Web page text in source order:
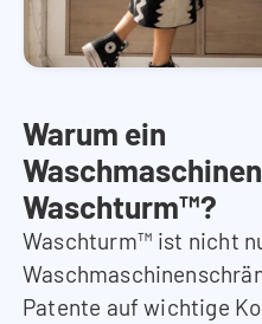
Warum ein
Waschturm™?
Waschturm™ ist nicht
Patente auf wichtige